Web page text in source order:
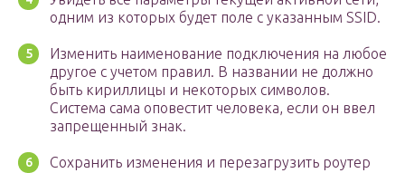
одним из которых будет поле с указанным SSID.
Изменить наименование подключения на любое
другое с учетом правил. В названии не должно
быть кириллицы и некоторых символов.
Система сама оповестит человека, если он ввел
запрещенный знак.
Сохранить изменения и перезагрузить роутер